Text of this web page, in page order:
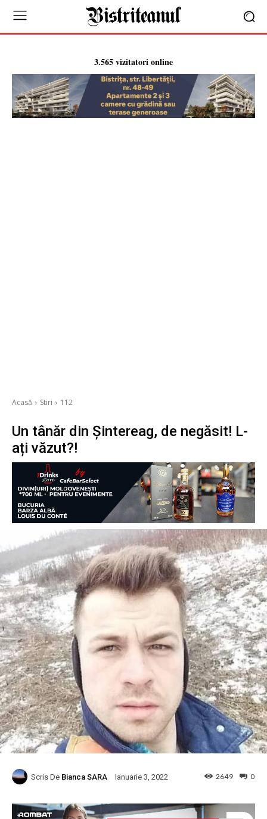
3.565 vizitatori online
Acasă Stiri 112
Un tânăr din Șintereag, de negăsit! L-
ați văzut?!
Scris De Bianca SARA Ianuarie 3, 2022 0
2649